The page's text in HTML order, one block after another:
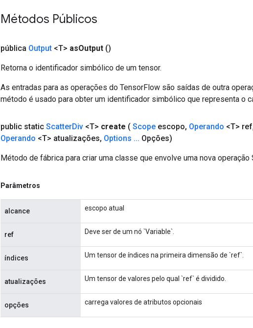
Métodos Públicos
pública Output <T> asOutput ()
Retorna o identificador simbólico de um tensor.
As entradas para as operações do TensorFlow são saídas de outra
método é usado para obter um identificador simbólico que representa o
public static ScatterDiv <T> create ( Scope escopo, Operando <T> ref
Operando <T> atualizações, Options ... Opções)
Método de fábrica para criar uma classe que envolve uma nova operação
Parâmetros
alcance escopo atual
ref Deve ser de um nó `Variable`.
índices Um tensor de índices na primeira dimensão de `ref`.
atualizações Um tensor de valores pelo qual `ref` é dividido.
opções carrega valores de atributos opcionais